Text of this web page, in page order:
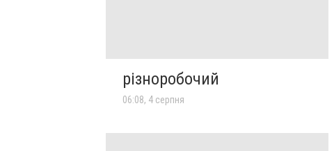
різноробочий
06:08, 4 серпня